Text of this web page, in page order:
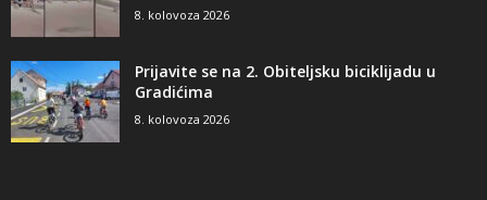
8. kolovoza 2026
Prijavite se na 2. Obiteljsku biciklijadu u
Gradićima
8. kolovoza 2026